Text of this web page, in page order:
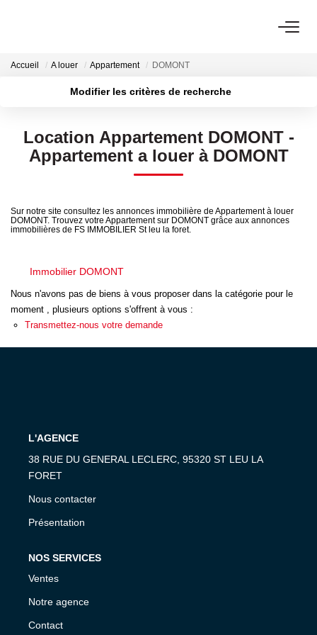
NOTRE AGENCE
VENTES
GESTION
NOS SERVICES
ESTIMATION
Accueil A louer Appartement DOMONT
Modifier les critères de recherche
Type de bien
Budget max Plus de critères
Location Appartement DOMONT -
Appartement a louer à DOMONT
Sur notre site consultez les annonces immobilière de Appartement à louer
DOMONT. Trouvez votre Appartement sur DOMONT grâce aux annonces
immobilières de FS IMMOBILIER St leu la foret.
Immobilier DOMONT
Nous n'avons pas de biens à vous proposer dans la catégorie pour le
moment , plusieurs options s'offrent à vous :
Transmettez-nous votre demande
L'AGENCE
38 RUE DU GENERAL LECLERC, 95320 ST LEU LA
FORET
Nous contacter
Présentation
NOS SERVICES
Ventes
Notre agence
Contact